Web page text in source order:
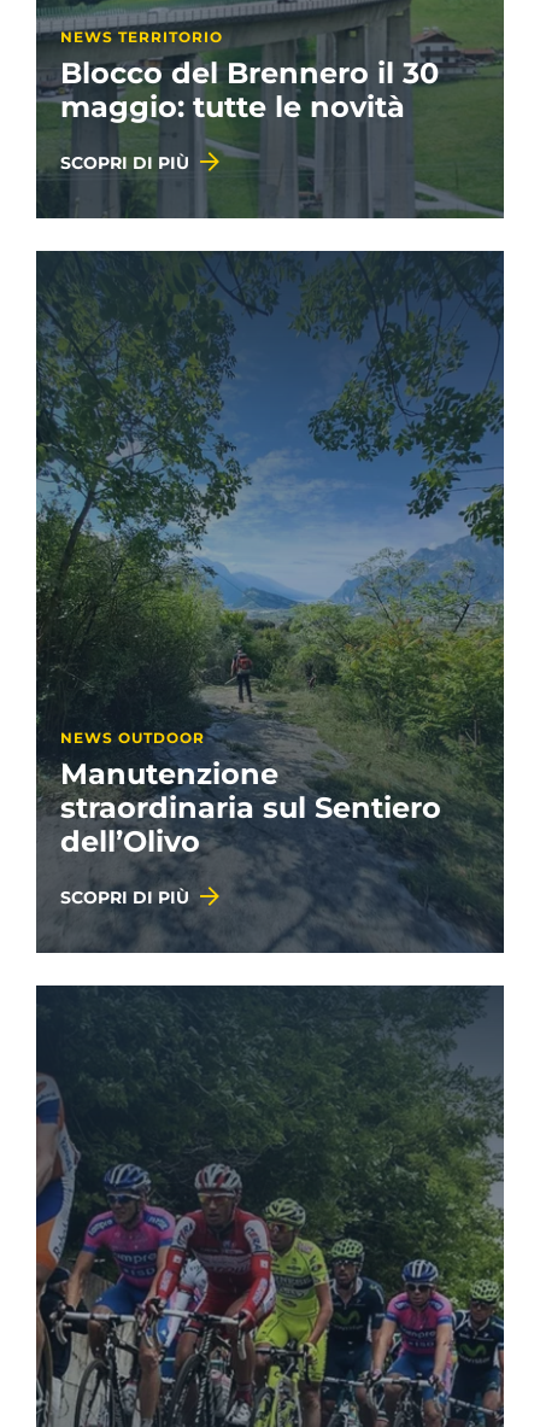
NEWS TERRITORIO
Blocco del Brennero il 30
maggio: tutte le novità
SCOPRI DI PIÙ
NEWS OUTDOOR
Manutenzione
straordinaria sul Sentiero
dell’Olivo
SCOPRI DI PIÙ